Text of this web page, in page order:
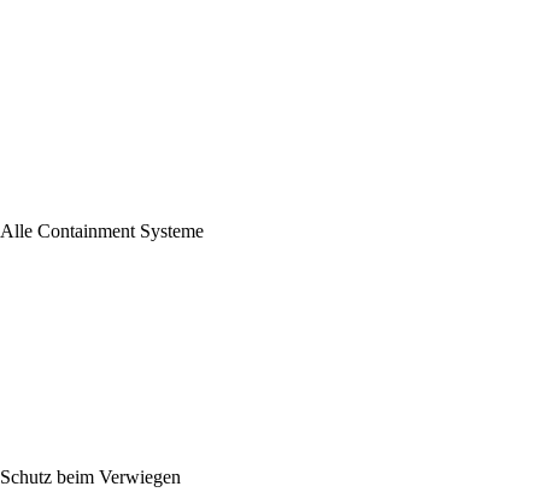
Alle Containment Systeme
Schutz beim Verwiegen